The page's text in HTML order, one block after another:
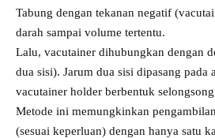
Tabung dengan tekanan negatif
darah sampai volume tertentu.
Lalu, vacutainer dihubungkan dengan
dua sisi). Jarum dua sisi dipasang pada
vacutainer holder berbentuk
Metode ini memungkinkan
(sesuai keperluan) dengan hanya satu